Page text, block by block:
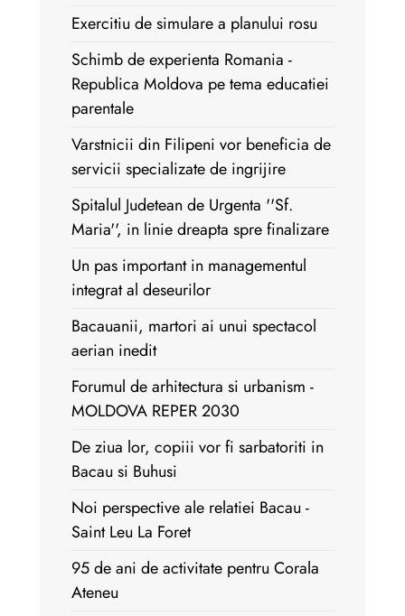
Exercitiu de simulare a planului rosu
Schimb de experienta Romania -
Republica Moldova pe tema educatiei
parentale
Varstnicii din Filipeni vor beneficia de
servicii specializate de ingrijire
Spitalul Judetean de Urgenta ''Sf.
Maria'', in linie dreapta spre finalizare
Un pas important in managementul
integrat al deseurilor
Bacauanii, martori ai unui spectacol
aerian inedit
Forumul de arhitectura si urbanism -
MOLDOVA REPER 2030
De ziua lor, copiii vor fi sarbatoriti in
Bacau si Buhusi
Noi perspective ale relatiei Bacau -
Saint Leu La Foret
95 de ani de activitate pentru Corala
Ateneu